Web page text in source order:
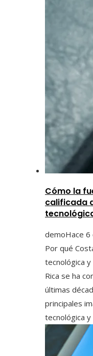
Cómo la
calificada
demoHace 6
Por qué
tecnológica y
Rica se ha
últimas
principales
tecnológica y